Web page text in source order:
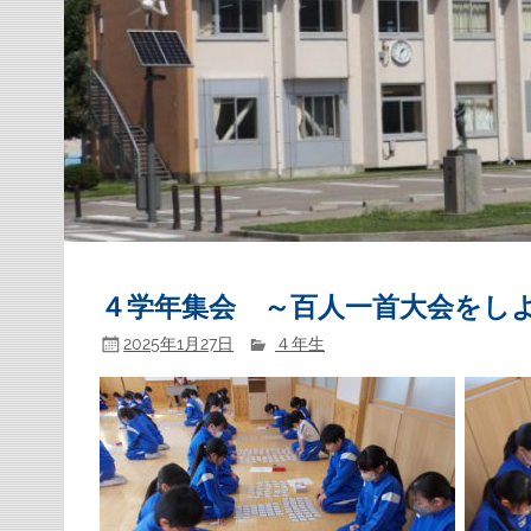
４学年集会 ～百人一首大会をし
2025年1月27日 ４年生